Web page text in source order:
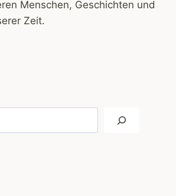
Menschen, Geschichten und
Zeit.